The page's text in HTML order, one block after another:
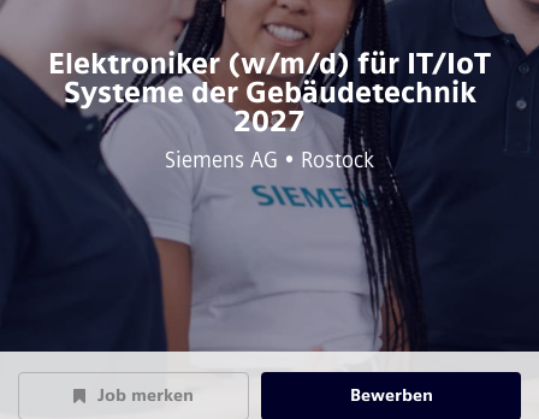
Elektroniker (w/m/d) für IT/IoT
Systeme der Gebäudetechnik
2027
Siemens AG • Rostock
Job merken Bewerben